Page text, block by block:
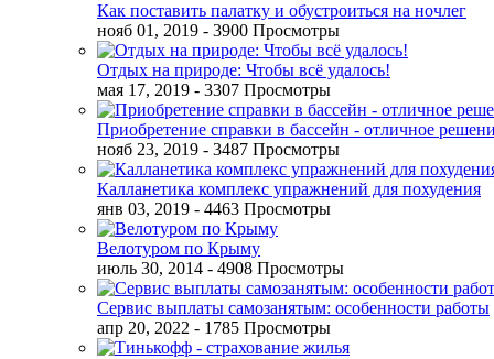
Как поставить палатку и обустроиться на ночлег
нояб 01, 2019 - 3900 Просмотры
Отдых на природе: Чтобы всё удалось!
мая 17, 2019 - 3307 Просмотры
Приобретение справки в бассейн - отличное
нояб 23, 2019 - 3487 Просмотры
Калланетика комплекс упражнений для похудения
янв 03, 2019 - 4463 Просмотры
Велотуром по Крыму
июль 30, 2014 - 4908 Просмотры
Сервис выплаты самозанятым: особенности работы
апр 20, 2022 - 1785 Просмотры